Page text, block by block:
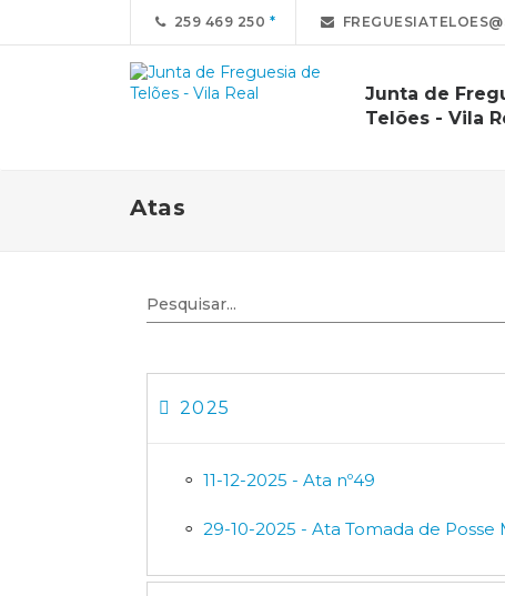
259 469 250
Junta de
Telões - Vila
Atas
2025
11-12-2025 - Ata nº49
29-10-2025 - Ata Tomada de Posse